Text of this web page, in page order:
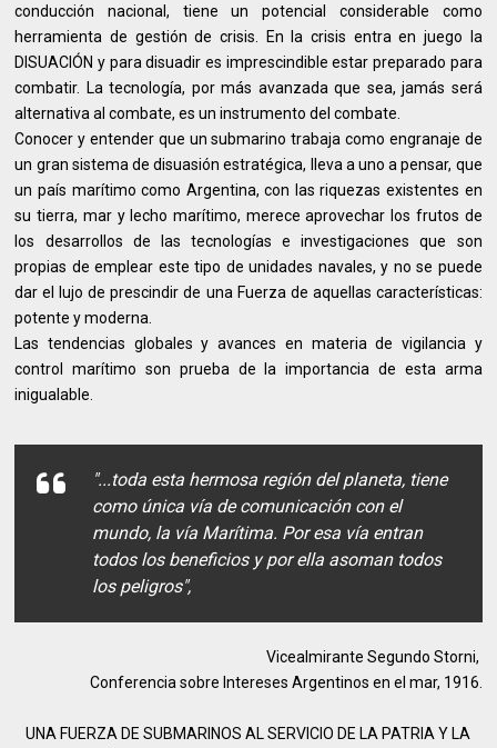
conducción nacional, tiene un potencial considerable como
herramienta de gestión de crisis. En la crisis entra en juego la
DISUACIÓN y para disuadir es imprescindible estar preparado para
combatir. La tecnología, por más avanzada que sea, jamás será
alternativa al combate, es un instrumento del combate.
Conocer y entender que un submarino trabaja como engranaje de
un gran sistema de disuasión estratégica, lleva a uno a pensar, que
un país marítimo como Argentina, con las riquezas existentes en
su tierra, mar y lecho marítimo, merece aprovechar los frutos de
los desarrollos de las tecnologías e investigaciones que son
propias de emplear este tipo de unidades navales, y no se puede
dar el lujo de prescindir de una Fuerza de aquellas características:
potente y moderna.
Las tendencias globales y avances en materia de vigilancia y
control marítimo son prueba de la importancia de esta arma
inigualable.
"...toda esta hermosa región del planeta, tiene
como única vía de comunicación con el
mundo, la vía Marítima. Por esa vía entran
todos los beneficios y por ella asoman todos
los peligros",
Vicealmirante Segundo Storni,
Conferencia sobre Intereses Argentinos en el mar, 1916.
UNA FUERZA DE SUBMARINOS AL SERVICIO DE LA PATRIA Y LA